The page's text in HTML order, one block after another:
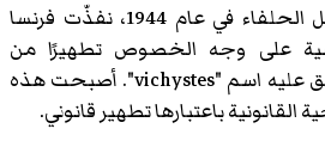
بعد تحرير فرنسا من قبل الحلفاء في عام 1944، نفذّت فرنسا
على وجه الخصوص تطهيرًا من
المتعاونين السابقين أطلق عليه اسم "vichystes". أصبحت هذه
القانونية باعتبارها تطهير قانوني.